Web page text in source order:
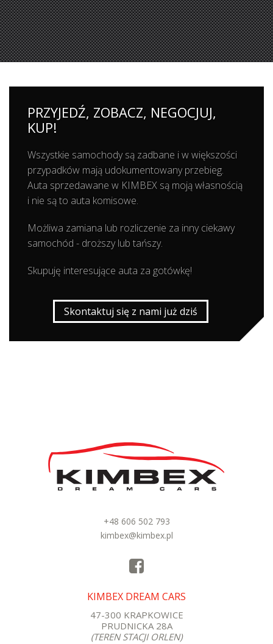
Pierwszy właściciel !
PRZYJEDŹ, ZOBACZ, NEGOCJUJ,
KUP!
Wszystkie samochody są zadbane i w większości
przypadków mają udokumentowany przebieg.
Auta sprzedawane w KIMBEX są moją własnością
i nie są to auta komisowe.
Możliwa zamiana lub rozliczenie za inny ciekawy
samochód - droższy lub tańszy.
Skupuję interesujące auta za gotówkę!
Skontaktuj się z nami już dziś
+48 606 502 793
kimbex@kimbex.pl
KIMBEX DREAM CARS
47-300 KRAPKOWICE
PRUDNICKA 28A
(TEREN STACJI ORLEN)